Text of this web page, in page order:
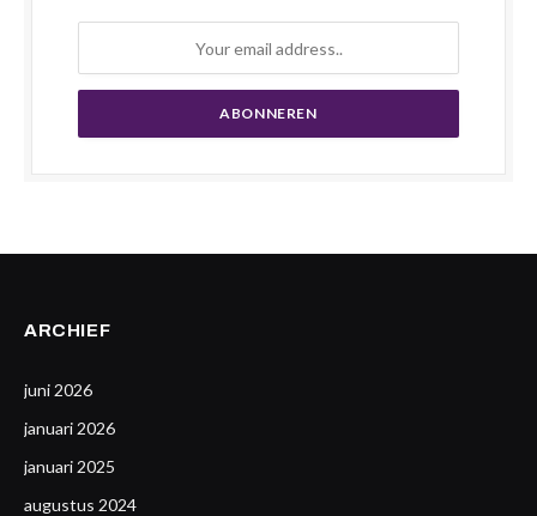
ARCHIEF
juni 2026
januari 2026
januari 2025
augustus 2024